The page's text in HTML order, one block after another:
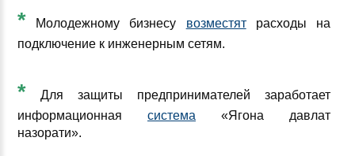
* Молодежному бизнесу возместятрасходы на
подключение к инженерным сетям.
*
Для защиты предпринимателей заработает
информационнаясистема «Ягона давлат
назорати».